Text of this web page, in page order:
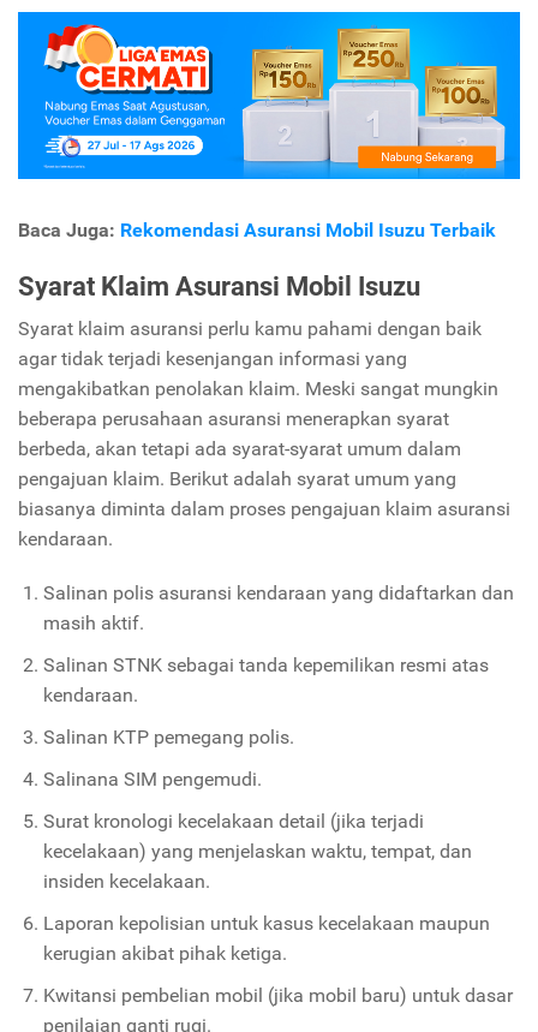
Baca Juga: Rekomendasi Asuransi Mobil Isuzu Terbaik
Syarat Klaim Asuransi Mobil Isuzu
Syarat klaim asuransi perlu kamu pahami dengan baik
agar tidak terjadi kesenjangan informasi yang
mengakibatkan penolakan klaim. Meski sangat mungkin
beberapa perusahaan asuransi menerapkan syarat
berbeda, akan tetapi ada syarat-syarat umum dalam
pengajuan klaim. Berikut adalah syarat umum yang
biasanya diminta dalam proses pengajuan klaim asuransi
kendaraan.
Salinan polis asuransi kendaraan yang didaftarkan dan
masih aktif.
Salinan STNK sebagai tanda kepemilikan resmi atas
kendaraan.
Salinan KTP pemegang polis.
Salinana SIM pengemudi.
Surat kronologi kecelakaan detail (jika terjadi
kecelakaan) yang menjelaskan waktu, tempat, dan
insiden kecelakaan.
Laporan kepolisian untuk kasus kecelakaan maupun
kerugian akibat pihak ketiga.
Kwitansi pembelian mobil (jika mobil baru) untuk dasar
penilaian ganti rugi.